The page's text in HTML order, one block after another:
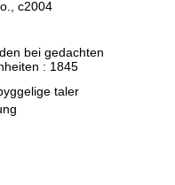
c2004
bei gedachten
: 1845
taler